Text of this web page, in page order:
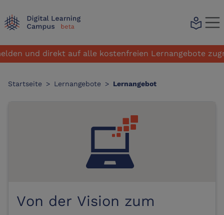
local_library
und direkt auf alle kostenfreien Lernangebote
Startseite > Lernangebote > Lernangebot
Von der Vision zum